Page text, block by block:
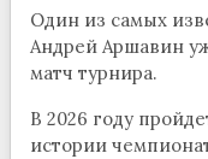
Один из самых
Андрей Аршавин
матч турнира.
В 2026 году
истории